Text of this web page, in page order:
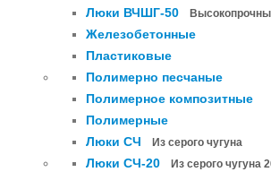
Люки ВЧШГ-50
Железобетонные
Пластиковые
Полимерно песчаные
Полимерное композитные
Полимерные
Люки СЧ
Из серого чугуна
Люки СЧ-20 Из серого чугуна